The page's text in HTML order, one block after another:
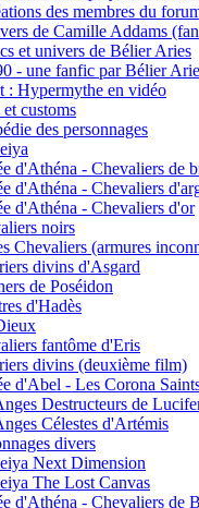
des membres du
de Camille Addams
et univers de Bélier Aries
- une fanfic par Bélier
: Hypermythe en vidéo
customs
des personnages
d'Athéna - Chevaliers de
d'Athéna - Chevaliers
d'Athéna - Chevaliers d'or
noirs
Chevaliers (armures
divins d'Asgard
de Poséidon
d'Hadès
fantôme d'Eris
divins (deuxième film)
d'Abel - Les Corona
Destructeurs de
Célestes d'Artémis
divers
Next Dimension
The Lost Canvas
d'Athéna - Chevaliers de